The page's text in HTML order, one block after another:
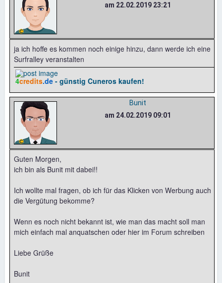
am 22.02.2019 23:21
ja ich hoffe es kommen noch einige hinzu, dann werde ich eine
Surfralley veranstalten
4credits.de - günstig Cuneros kaufen!
Bunit
am 24.02.2019 09:01
Guten Morgen,
ich bin als Bunit mit dabei!!
Ich wollte mal fragen, ob ich für das Klicken von Werbung auch
die Vergütung bekomme?
Wenn es noch nicht bekannt ist, wie man das macht soll man
mich einfach mal anquatschen oder hier im Forum schreiben
Liebe Grüße
Bunit